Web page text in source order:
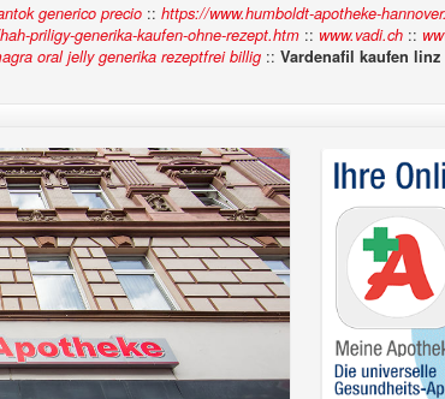
generico precio :: https://www.humboldt-apotheke-
priligy-generika-kaufen-ohne-rezept.htm :: www.vadi.ch ::
oral jelly generika rezeptfrei billig :: Vardenafil kaufen linz